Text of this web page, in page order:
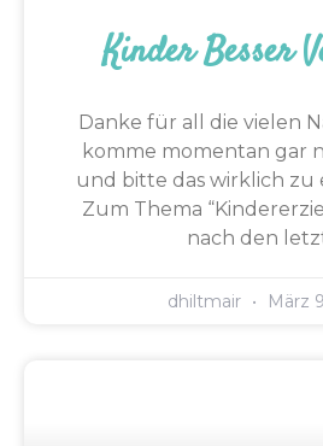
Kinder Besser
Danke für all die vielen
komme momentan gar
und bitte das wirklich zu
Zum Thema
nach den
dhiltmair März